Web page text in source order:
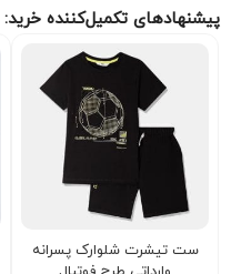
پیشنهادهای تکمیل‌کننده خرید:
ست تیشرت شلوارک پسرانه